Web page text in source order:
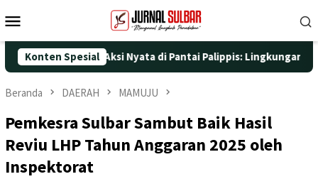
ke
Mobile
Konten Spesial
25 dengan Aksi Nyata di Pantai Palippis: Lingkungan dan
Beranda DAERAH MAMUJU
Pemkesra Sulbar Sambut Baik Hasil
Reviu LHP Tahun Anggaran 2025 oleh
Inspektorat